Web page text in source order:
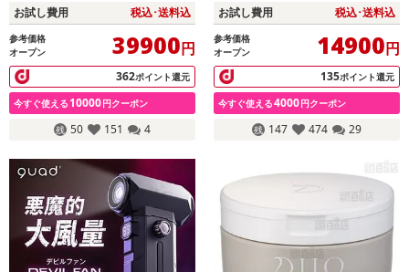
工事不要)/QS671WH
お試し費用 税込･送料込
参考価格
オープン
39900円
362ポイント還元
今すぐ使える 10000円クーポン
50 151 4
年間)】
お試し費用 税込･送料込
参考価格
オープン
14900円
135ポイント還元
今すぐ使える4000円クーポン
147 474 29